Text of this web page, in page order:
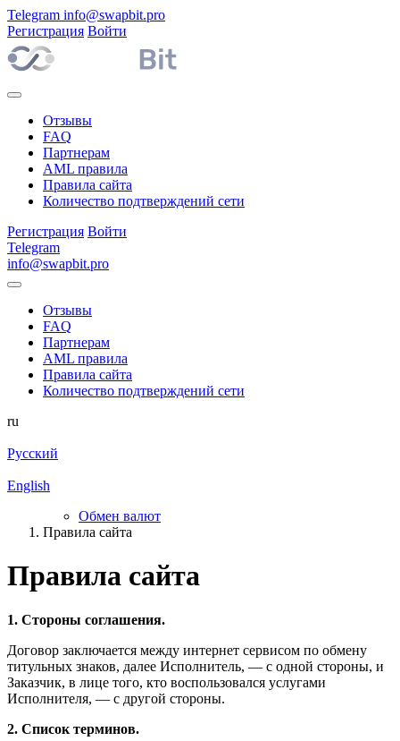
Telegram info@swapbit.pro
Регистрация Войти
Отзывы
FAQ
Партнерам
AML правила
Правила сайта
Количество подтверждений сети
Регистрация Войти
Telegram
info@swapbit.pro
Отзывы
FAQ
Партнерам
AML правила
Правила сайта
Количество подтверждений сети
ru
Русский
English
Обмен валют
Правила сайта
Правила сайта
1. Стороны соглашения.
Договор заключается между интернет сервисом по обмену
титульных знаков, далее Исполнитель, — с одной стороны, и
Заказчик, в лице того, кто воспользовался услугами
Исполнителя, — с другой стороны.
2. Список терминов.